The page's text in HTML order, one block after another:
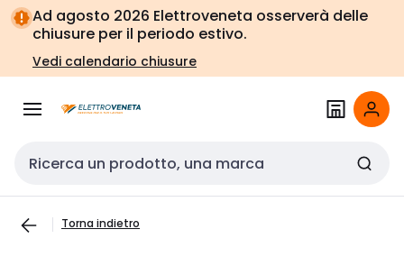
Vai alla
navigazione
Vai
alla
pagina
Ad agosto 2026 Elettroveneta osserverà delle
chiusure per il periodo estivo.
Vedi calendario chiusure
Cerca input
Torna indietro